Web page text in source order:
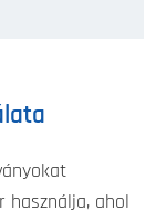
ahol